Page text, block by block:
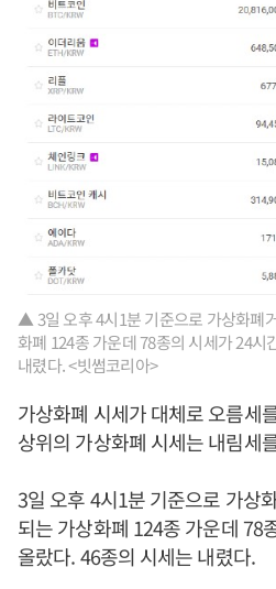
▲ 3일 오후 4시1분 기준으로 가상화폐
화폐 124종 가운데 78종의 시세가 24시
내렸다. <빗썸코리아>
가상화폐 시세가 대체로 오름세
상위의 가상화폐 시세는 내림세
3일 오후 4시1분 기준으로 가상
되는 가상화폐 124종 가운데 78
올랐다. 46종의 시세는 내렸다.